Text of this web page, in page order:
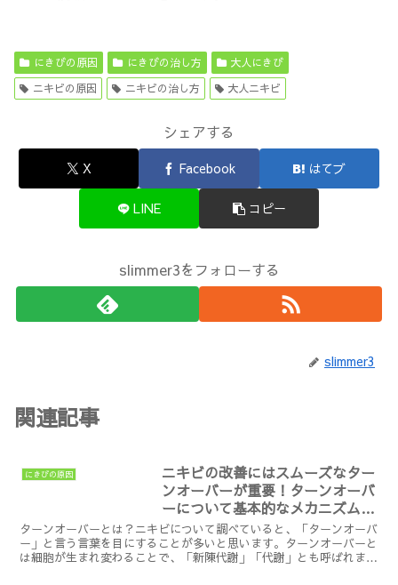
にきびの原因 にきびの治し方
大人にきび
ニキビの原因
ニキビの治し方 大人ニキビ
シェアする
X Facebook はてブ
LINE コピー
slimmer3をフォローする
slimmer3
関連記事
にきびの原因
ニキビの改善にはスムーズなター
ンオーバーが重要！ターンオーバ
ーについて基本的なメカニズムを
知ろう
ターンオーバーとは？ニキビについて調べていると、「ターンオーバ
ー」と言う言葉を目にすることが多いと思います。ターンオーバーと
は細胞が生まれ変わることで、「新陳代謝」「代謝」とも呼ばれま